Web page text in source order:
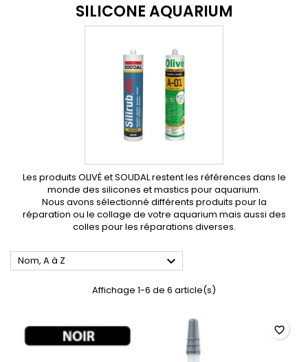
SILICONE AQUARIUM
Les produits OLIVÉ et SOUDAL restent les références dans le
monde des silicones et mastics pour aquarium.
Nous avons sélectionné différents produits pour la
réparation ou le collage de votre aquarium mais aussi des
colles pour les réparations diverses.
Nom, A à Z 
Affichage 1-6 de 6 article(s)
favorite_border